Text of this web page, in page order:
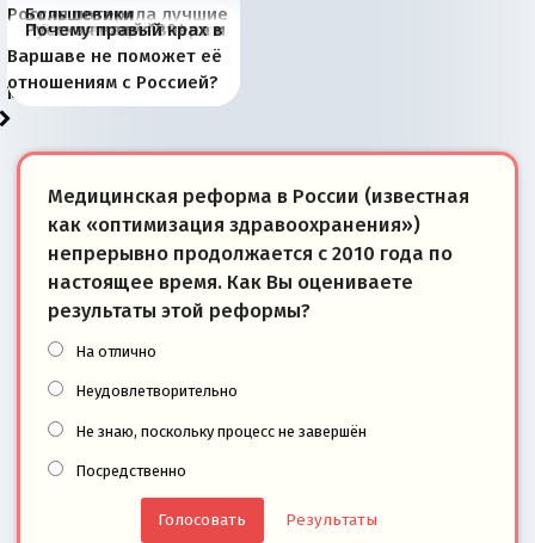
Россия потеряла лучшие
рыбопромысловые
районы Баренцева
моря
Большевики
отличаются от «Яблока»
тем, что они -
победители
Киевская марионетка
Запада рассказала о
«переобувании» хозяев
В России назрели
перемены: 15 шагов к
суверенной экономике
Миграционный пожар
Европы
Россия начинает
сбрасывать балласт
Анкориджа
Россия зимой 1904
года: первые уступки во
внутренней политике
Русская нация вчера и
сегодня
Почему правый крах в
Варшаве не поможет её
отношениям с Россией?
Медицинская реформа в России (известная
как «оптимизация здравоохранения»)
непрерывно продолжается с 2010 года по
настоящее время. Как Вы оцениваете
результаты этой реформы?
На отлично
Неудовлетворительно
Не знаю, поскольку процесс не завершён
Посредственно
Результаты